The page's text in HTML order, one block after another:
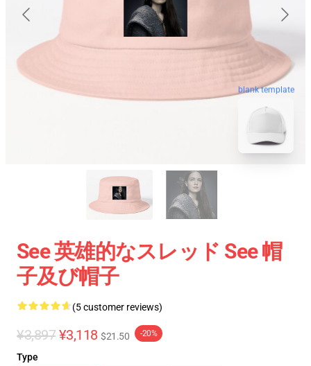
blank template
See 英雄的なスレッド See 帽
子及び帽子
(5 customer reviews)
¥3,897 ¥3,118 $21.50 -20%
Type